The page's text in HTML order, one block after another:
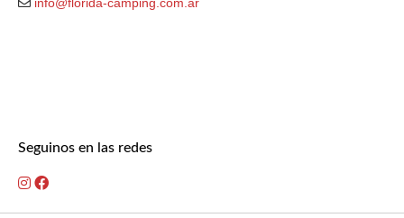
Seguinos en las redes